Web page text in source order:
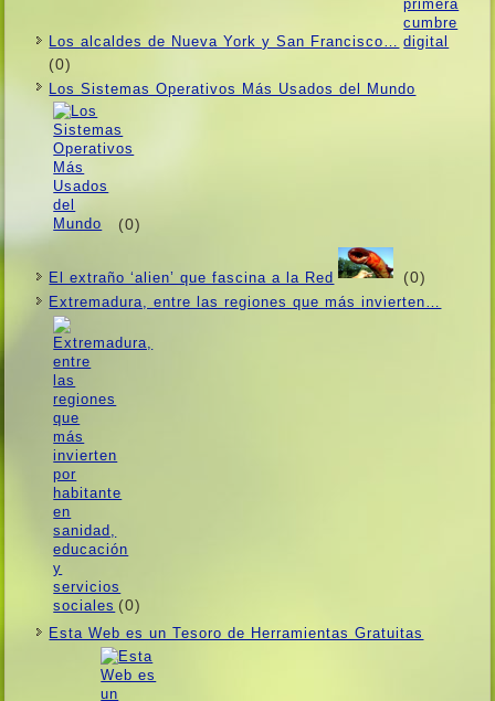
Los alcaldes de Nueva York y San Francisco…
(0)
Los Sistemas Operativos Más Usados ​​del Mundo
(0)
El extraño ‘alien’ que fascina a la Red (0)
Extremadura, entre las regiones que más invierten…
(0)
Esta Web es un Tesoro de Herramientas Gratuitas